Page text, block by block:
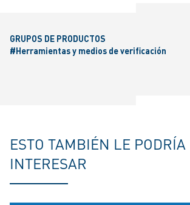
GRUPOS DE PRODUCTOS
#Herramientas y medios de verificación
ESTO TAMBIÉN LE PODRÍA
INTERESAR